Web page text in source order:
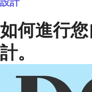
如何進行
計。